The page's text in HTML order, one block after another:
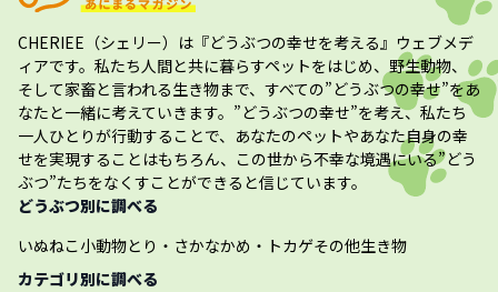
CHERIEE（シェリー） は『どうぶつの幸せを考える』ウェブメデ
ィアです。私たち人間と共に暮らすペットをはじめ、野生動物、
そして家畜と言われる生き物まで、すべての”どうぶつの幸せ”をあ
なたと一緒に考えていきます。”どうぶつの幸せ”を考え、私たち
一人ひとりが行動することで、あなたのペットやあなた自身の幸
せを実現することはもちろん、この世から不幸な境遇にいる”どう
ぶつ”たちをなくすことができると信じています。
どうぶつ別に調べる
いぬねこ小動物とり・さかなかめ・トカゲその他生き物
カテゴリ別に調べる